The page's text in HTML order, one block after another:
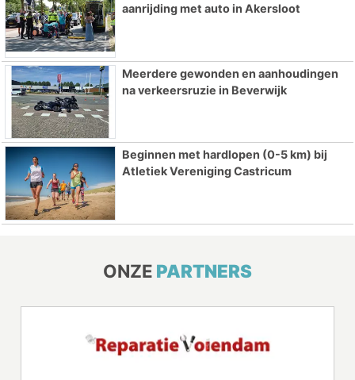
aanrijding met auto in Akersloot
Meerdere gewonden en aanhoudingen
na verkeersruzie in Beverwijk
Beginnen met hardlopen (0-5 km) bij
Atletiek Vereniging Castricum
ONZE PARTNERS